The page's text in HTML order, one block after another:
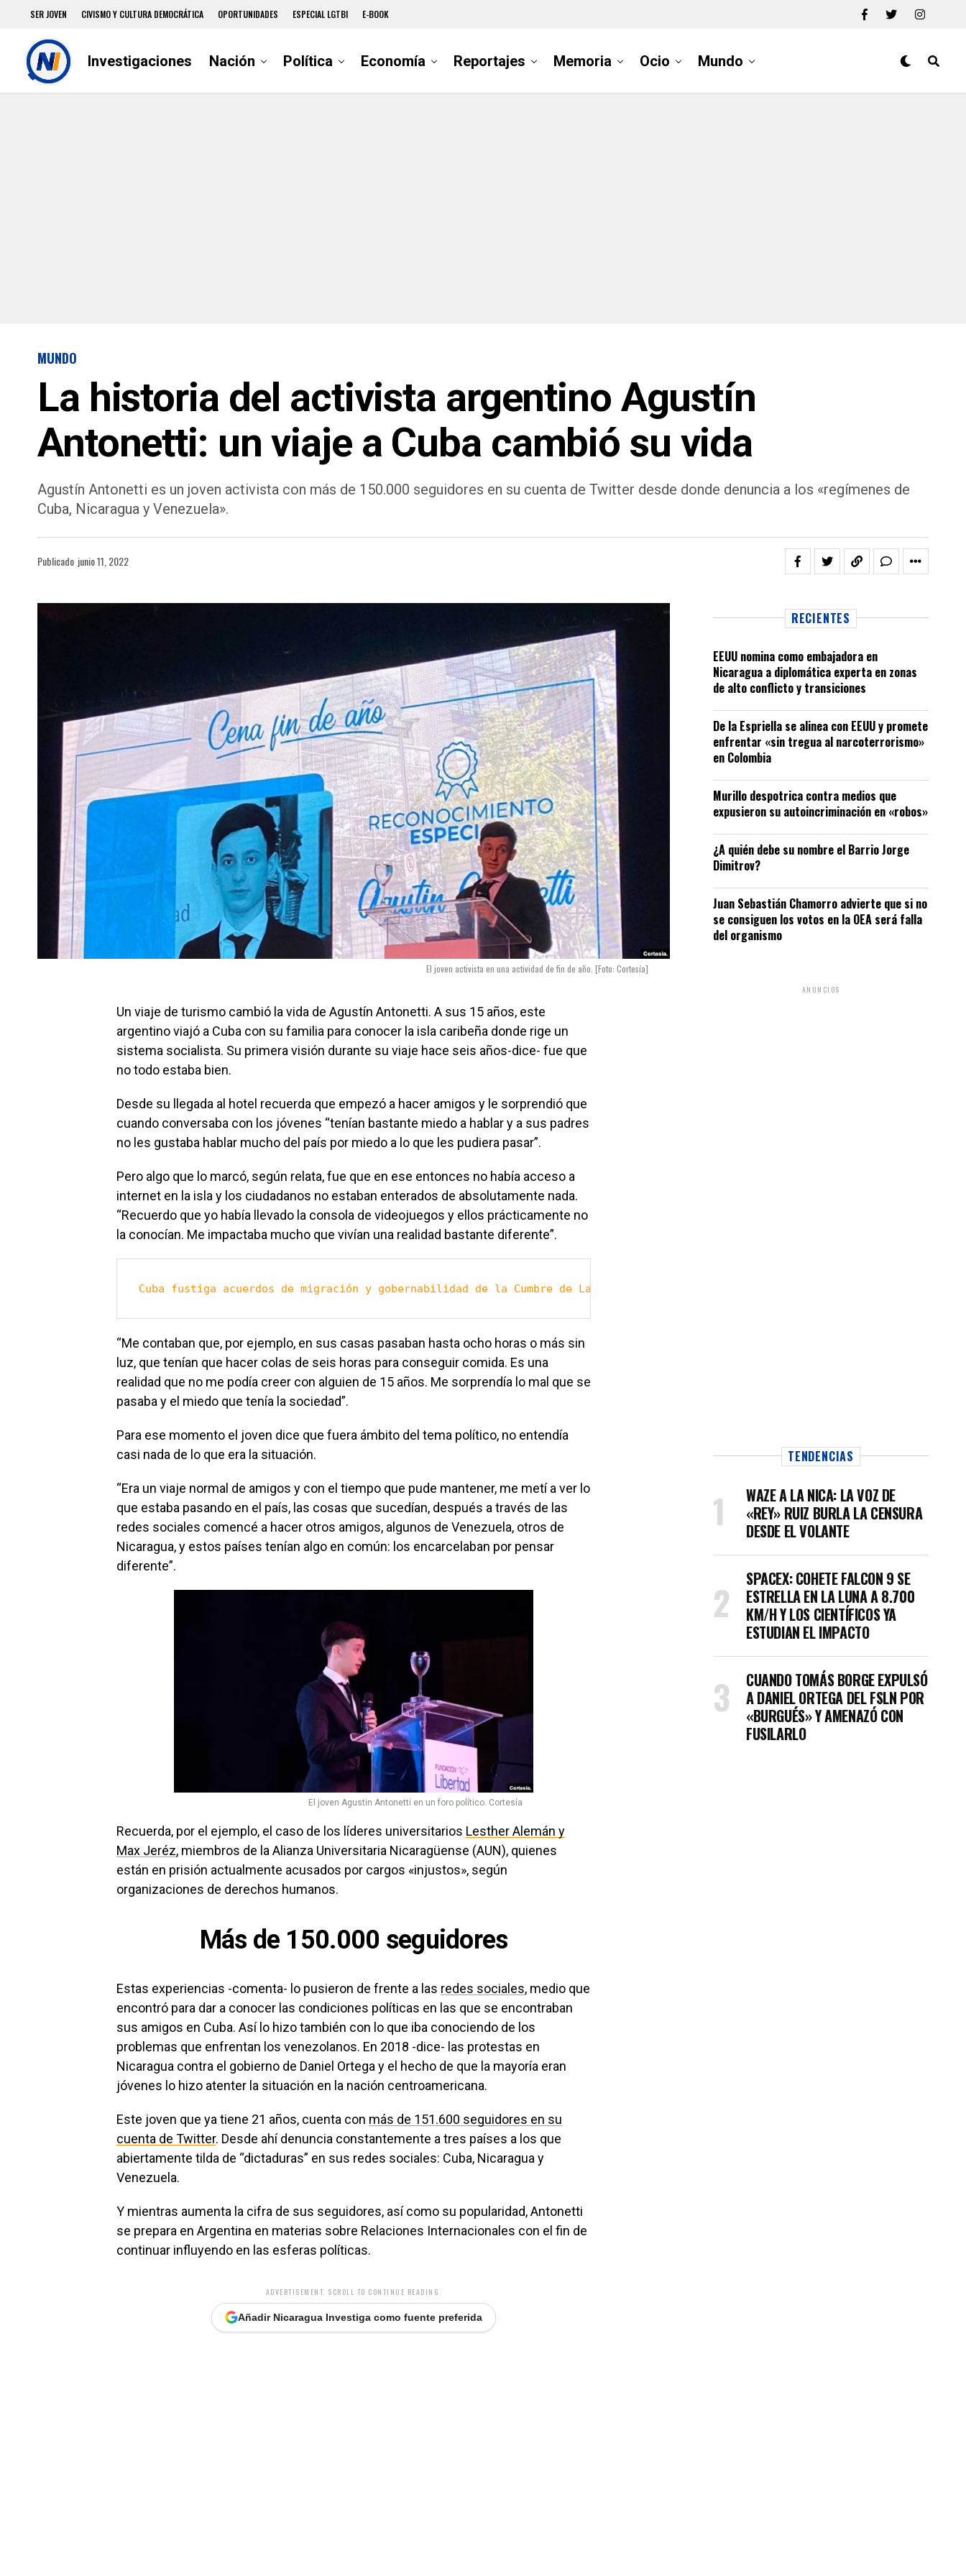
SER JOVEN CIVISMO Y CULTURA DEMOCRÁTICA OPORTUNIDADES ESPECIAL LGTBI E-BOOK
Investigaciones Nación Política Economía Reportajes Memoria Ocio Mundo
MUNDO
La historia del activista argentino Agustín
Antonetti: un viaje a Cuba cambió su vida
Agustín Antonetti es un joven activista con más de 150.000 seguidores en su cuenta de Twitter desde donde denuncia a los «regímenes de
Cuba, Nicaragua y Venezuela».
Publicado junio 11, 2022
El joven activista en una actividad de fin de año. [Foto: Cortesía]
Un viaje de turismo cambió la vida de Agustín Antonetti. A sus 15 años, este
argentino viajó a Cuba con su familia para conocer la isla caribeña donde rige un
sistema socialista. Su primera visión durante su viaje hace seis años-dice- fue que
no todo estaba bien.
Desde su llegada al hotel recuerda que empezó a hacer amigos y le sorprendió que
cuando conversaba con los jóvenes “tenían bastante miedo a hablar y a sus padres
no les gustaba hablar mucho del país por miedo a lo que les pudiera pasar”.
Pero algo que lo marcó, según relata, fue que en ese entonces no había acceso a
internet en la isla y los ciudadanos no estaban enterados de absolutamente nada.
“Recuerdo que yo había llevado la consola de videojuegos y ellos prácticamente no
la conocían. Me impactaba mucho que vivían una realidad bastante diferente”.
Cuba fustiga acuerdos de migración y gobernabilidad de la Cumbre de Las Américas
“Me contaban que, por ejemplo, en sus casas pasaban hasta ocho horas o más sin
luz, que tenían que hacer colas de seis horas para conseguir comida. Es una
realidad que no me podía creer con alguien de 15 años. Me sorprendía lo mal que se
pasaba y el miedo que tenía la sociedad”.
Para ese momento el joven dice que fuera ámbito del tema político, no entendía
casi nada de lo que era la situación.
“Era un viaje normal de amigos y con el tiempo que pude mantener, me metí a ver lo
que estaba pasando en el país, las cosas que sucedían, después a través de las
redes sociales comencé a hacer otros amigos, algunos de Venezuela, otros de
Nicaragua, y estos países tenían algo en común: los encarcelaban por pensar
diferente”.
El joven Agustin Antonetti en un foro político. Cortesía
Recuerda, por el ejemplo, el caso de los líderes universitarios Lesther Alemán y
Max Jeréz, miembros de la Alianza Universitaria Nicaragüense (AUN), quienes
están en prisión actualmente acusados por cargos «injustos», según
organizaciones de derechos humanos.
Más de 150.000 seguidores
Estas experiencias -comenta- lo pusieron de frente a las redes sociales, medio que
encontró para dar a conocer las condiciones políticas en las que se encontraban
sus amigos en Cuba. Así lo hizo también con lo que iba conociendo de los
problemas que enfrentan los venezolanos. En 2018 -dice- las protestas en
Nicaragua contra el gobierno de Daniel Ortega y el hecho de que la mayoría eran
jóvenes lo hizo atenter la situación en la nación centroamericana.
Este joven que ya tiene 21 años, cuenta con más de 151.600 seguidores en su
cuenta de Twitter. Desde ahí denuncia constantemente a tres países a los que
abiertamente tilda de “dictaduras” en sus redes sociales: Cuba, Nicaragua y
Venezuela.
Y mientras aumenta la cifra de sus seguidores, así como su popularidad, Antonetti
se prepara en Argentina en materias sobre Relaciones Internacionales con el fin de
continuar influyendo en las esferas políticas.
ADVERTISEMENT. SCROLL TO CONTINUE READING.
Añadir Nicaragua Investiga como fuente preferida
RECIENTES
EEUU nomina como embajadora en
Nicaragua a diplomática experta en zonas
de alto conflicto y transiciones
De la Espriella se alinea con EEUU y promete
enfrentar «sin tregua al narcoterrorismo»
en Colombia
Murillo despotrica contra medios que
expusieron su autoincriminación en «robos»
¿A quién debe su nombre el Barrio Jorge
Dimitrov?
Juan Sebastián Chamorro advierte que si no
se consiguen los votos en la OEA será falla
del organismo
ANUNCIOS
TENDENCIAS
WAZE A LA NICA: LA VOZ DE
«REY» RUIZ BURLA LA CENSURA
DESDE EL VOLANTE
SPACEX: COHETE FALCON 9 SE
ESTRELLA EN LA LUNA A 8.700
KM/H Y LOS CIENTÍFICOS YA
ESTUDIAN EL IMPACTO
CUANDO TOMÁS BORGE EXPULSÓ
A DANIEL ORTEGA DEL FSLN POR
«BURGUÉS» Y AMENAZÓ CON
FUSILARLO